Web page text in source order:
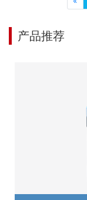
产品推荐